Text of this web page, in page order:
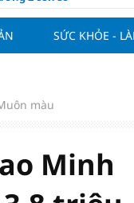
tăng trưởng 10%?
động của ngân hàng
có điều kiện như vàng
SỨC KHỎE -
màu
Minh